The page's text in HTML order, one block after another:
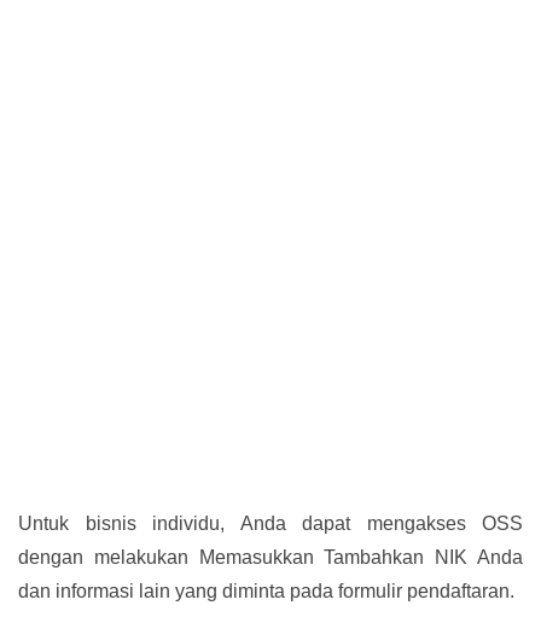
Untuk bisnis individu, Anda dapat mengakses OSS
dengan melakukan Memasukkan Tambahkan NIK Anda
dan informasi lain yang diminta pada formulir pendaftaran.